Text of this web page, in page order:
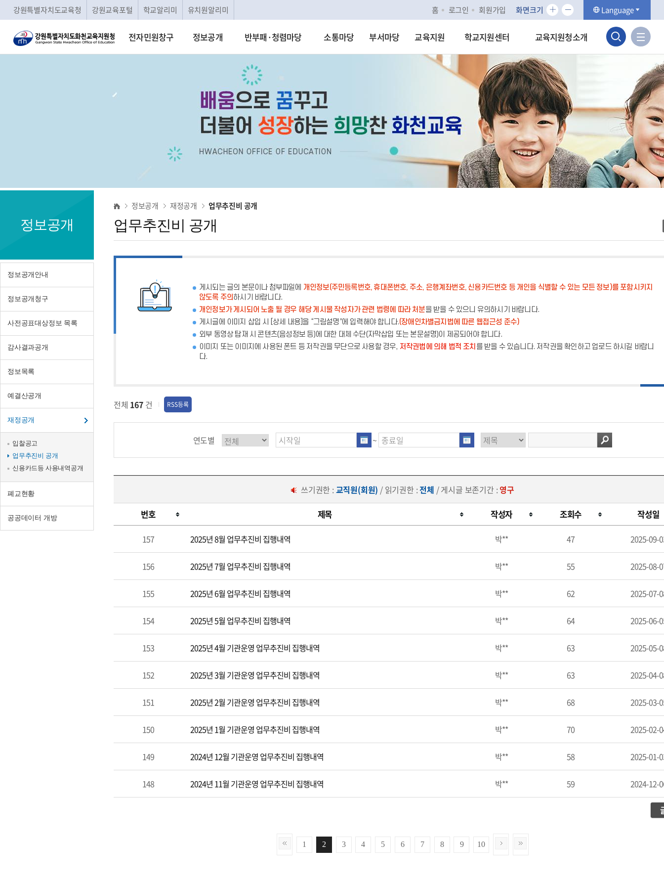
강원특별자치도교육청 강원교육포털 학교알리미 유치원알리미 홈 로그인 회원가입 화면크기
화
면
크
기
확
대
화
면
크
축
Language
전자민원창구 정보공개 반부패·청렴마당 소통마당 부서마당 교육지원 학교지원센터 교육지원청소개
검
색
역
열
기
사
이
맵
바
로
가
기
정보공개
정보공개안내
정보공개청구
사전공표대상정보 목록
감사결과공개
정보목록
예결산공개
재정공개
입찰공고
업무추진비 공개
신용카드등 사용내역공개
폐교현황
공공데이터 개방
업
무
추
진
정보공개 재정공개 업무추진비 공개
업무추진비 공개
게시되는 글의 본문이나 첨부파일에 개인정보(주민등록번호, 휴대폰번호, 주소, 은행계좌번호, 신용카드번호 등 개인을 식별할 수 있는 모든 정보)를 포함시키지
않도록 주의하시기 바랍니다.
개인정보가 게시되어 노출 될 경우 해당 게시물 작성자가 관련 법령에 따라 처분을 받을 수 있으니 유의하시기 바랍니다.
게시글에 이미지 삽입 시 [상세 내용]을 “그림설명”에 입력해야 합니다.(장애인차별금지법에 따른 웹접근성 준수)
외부 동영상 탑재 시 콘텐츠(음성정보 등)에 대한 대체 수단(자막삽입 또는 본문설명)이 제공되어야 합니다.
이미지 또는 이미지에 사용된 폰트 등 저작권을 무단으로 사용할 경우, 저작권법에 의해 법적 조치 를 받을 수 있습니다. 저작권을 확인하고 업로드 하시길 바랍니
다.
전체 167 건 RSS등록
연도별 ~
쓰기권한 :교직원(회원) / 읽기권한 :전체 / 게시글 보존기간 :영구
추
비
번호 제목 작성자 조회수 작성일
157 2025년 8월 업무추진비 집행내역 박** 47 2025-09-
156 2025년 7월 업무추진비 집행내역 박** 55 2025-08-
155 2025년 6월 업무추진비 집행내역 박** 62 2025-07-
154 2025년 5월 업무추진비 집행내역 박** 64 2025-06-
153 2025년 4월 기관운영 업무추진비 집행내역 박** 63 2025-05-
152 2025년 3월 기관운영 업무추진비 집행내역 박** 63 2025-04-
151 2025년 2월 기관운영 업무추진비 집행내역 박** 68 2025-03-
150 2025년 1월 기관운영 업무추진비 집행내역 박** 70 2025-02-
149 2024년 12월 기관운영 업무추진비 집행내역 박** 58 2025-01-
148 2024년 11월 기관운영 업무추진비 집행내역 박** 59 2024-12-
1 2 3 4 5 6 7 8 9 10